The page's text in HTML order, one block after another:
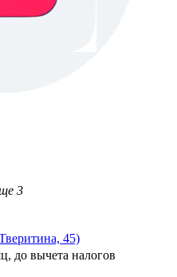
3
45)
до вычета налогов